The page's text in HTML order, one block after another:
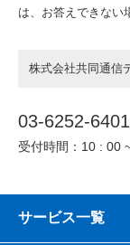
は、お答えできない
株式会社共同通信
03-6252-6401
受付時間：10 : 00
サービス一覧